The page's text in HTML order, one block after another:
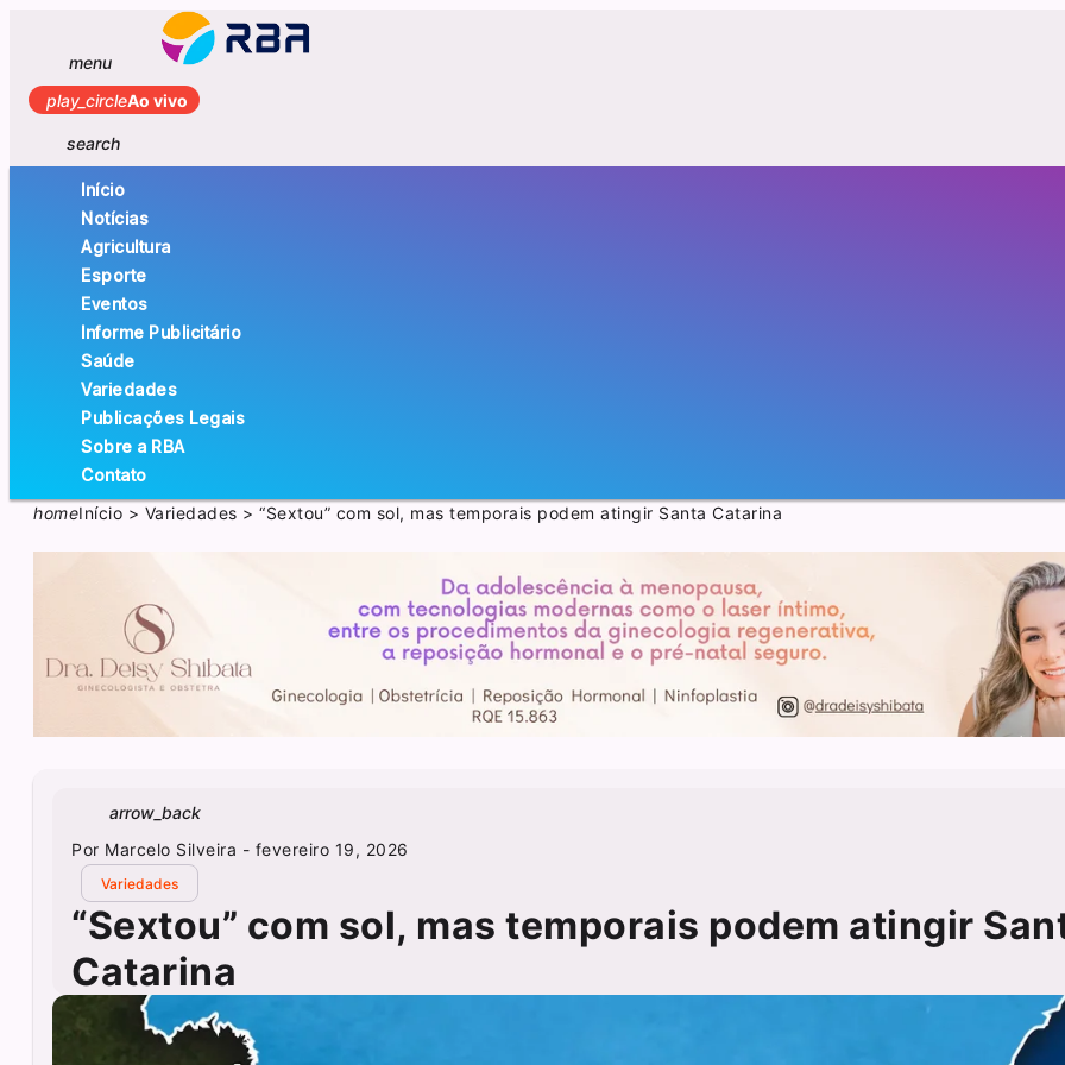
menu
play_circleAo vivo
search
Início
Notícias
Agricultura
Esporte
Eventos
Informe Publicitário
Saúde
Variedades
Publicações Legais
Sobre a RBA
Contato
homeInício > Variedades >“Sextou” com sol, mas temporais podem atingir Santa Catarina
arrow_back
Por Marcelo Silveira - fevereiro 19, 2026
Variedades
“Sextou” com sol, mas temporais podem atingir
Catarina